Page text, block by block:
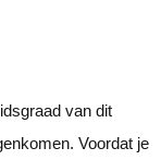
van dit
Voordat je